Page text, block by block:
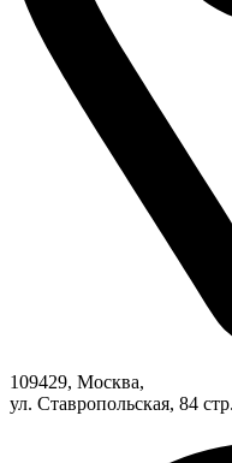
109429, Москва,
ул. Ставропольская, 84